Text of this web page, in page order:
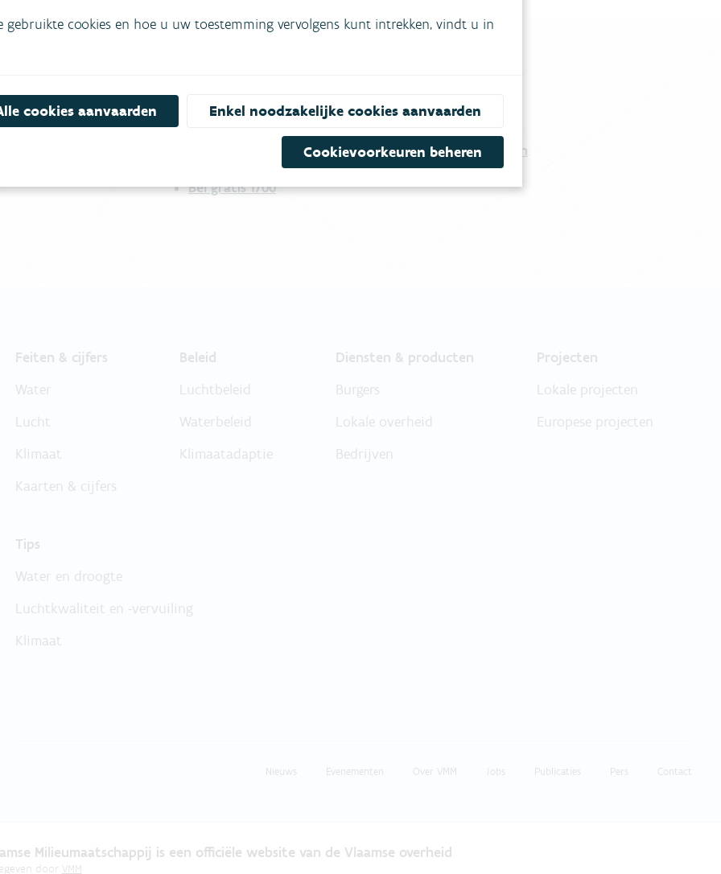
Bekijk het overzicht van meestgestelde vragen.
Niet gevonden wat je zocht? Vul ons contactformulier in.
Bel gratis 1700
Feiten & cijfers
Water
Lucht
Klimaat
Kaarten & cijfers
Beleid
Luchtbeleid
Waterbeleid
Klimaatadaptie
Diensten & producten
Burgers
Lokale overheid
Bedrijven
Projecten
Lokale projecten
Europese projecten
Tips
Water en droogte
Luchtkwaliteit en -vervuiling
Klimaat
Nieuws Evenementen Over VMM Jobs Publicaties Pers Contact
Milieumaatschappij is een officiële website van de Vlaamse overheid
door VMM
gebruikte cookies en hoe u uw toestemming vervolgens kunt intrekken, vindt u in
cookies aanvaarden Enkel noodzakelijke cookies aanvaarden
Cookievoorkeuren beheren